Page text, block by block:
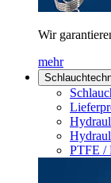
Wir
mehr
PTFE /